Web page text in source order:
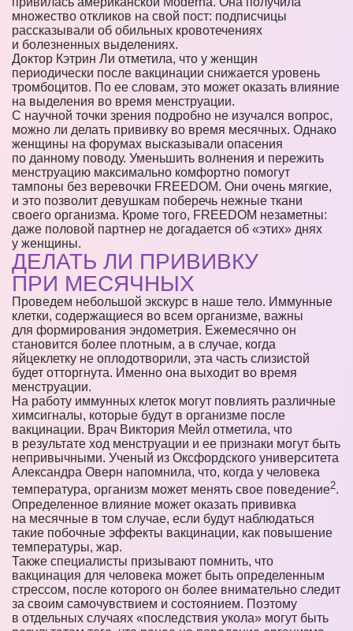
множество откликов на свой пост: подписчицы
рассказывали об обильных кровотечениях
и болезненных выделениях.
Доктор Кэтрин Ли отметила, что у женщин
периодически после вакцинации снижается уровень
тромбоцитов. По ее словам, это может оказать влияние
на выделения во время менструации.
С научной точки зрения подробно не изучался вопрос,
можно ли делать прививку во время месячных. Однако
женщины на форумах высказывали опасения
по данному поводу. Уменьшить волнения и пережить
менструацию максимально комфортно помогут
тампоны без веревочки FREEDOM. Они очень мягкие,
и это позволит девушкам поберечь нежные ткани
своего организма. Кроме того, FREEDOM незаметны:
даже половой партнер не догадается об «этих» днях
у женщины.
ДЕЛАТЬ ЛИ ПРИВИВКУ
ПРИ МЕСЯЧНЫХ
Проведем небольшой экскурс в наше тело. Иммунные
клетки, содержащиеся во всем организме, важны
для формирования эндометрия. Ежемесячно он
становится более плотным, а в случае, когда
яйцеклетку не оплодотворили, эта часть слизистой
будет отторгнута. Именно она выходит во время
менструации.
На работу иммунных клеток могут повлиять различные
химсигналы, которые будут в организме после
вакцинации. Врач Виктория Мейл отметила, что
в результате ход менструации и ее признаки могут быть
непривычными. Ученый из Оксфордского университета
Александра Оверн напомнила, что, когда у человека
температура, организм может менять свое поведение2.
Определенное влияние может оказать прививка
на месячные в том случае, если будут наблюдаться
такие побочные эффекты вакцинации, как повышение
температуры, жар.
Также специалисты призывают помнить, что
вакцинация для человека может быть определенным
стрессом, после которого он более внимательно следит
за своим самочувствием и состоянием. Поэтому
в отдельных случаях «последствия укола» могут быть